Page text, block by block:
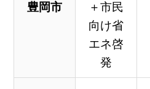
豊岡市
＋市民
向け省
エネ啓
発